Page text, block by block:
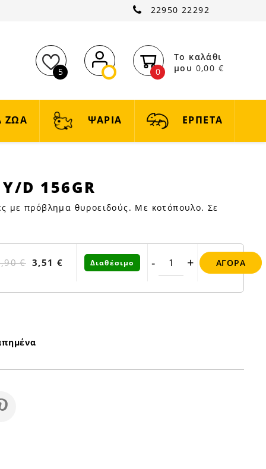
22950 22292
5 0
Το καλάθι
μου 0,00 €
ΖΩΑ ΨΑΡΙΑ ΕΡΠΕΤΑ
D 156GR
με πρόβλημα θυροειδούς. Με κοτόπουλο. Σε
€ 3,51 € Διαθέσιμο - + ΑΓΟΡΆ